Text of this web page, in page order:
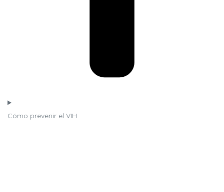
Cómo prevenir el VIH